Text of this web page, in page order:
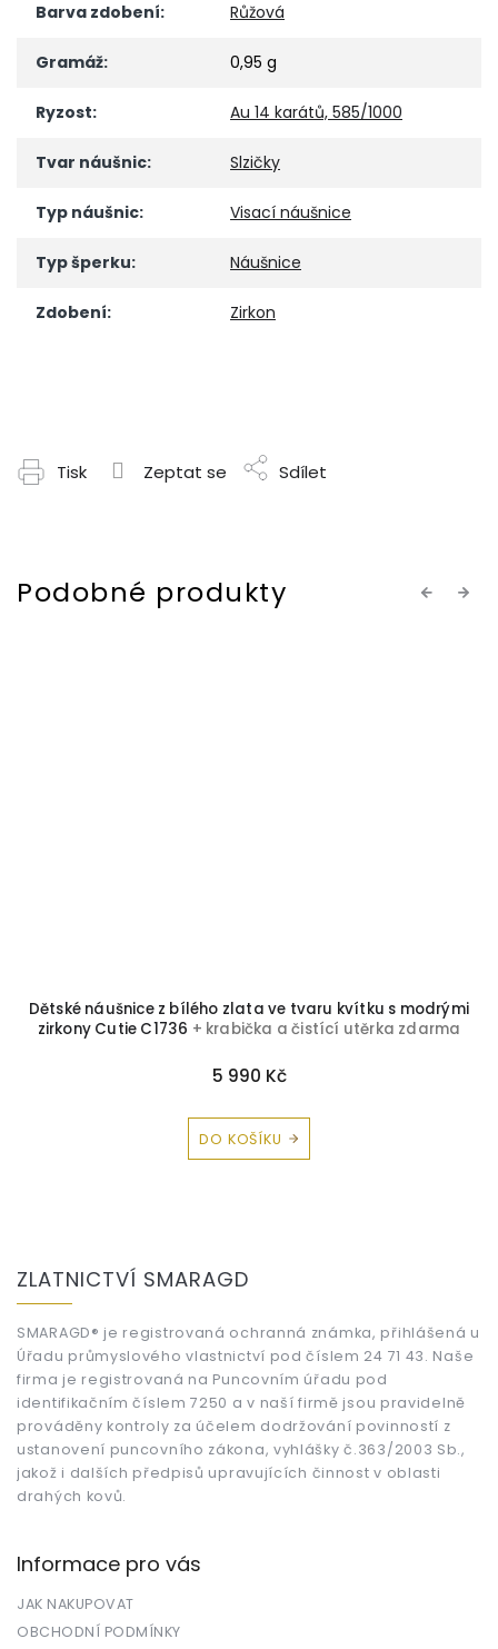
Barva zdobení: Růžová
Gramáž: 0,95 g
Ryzost: Au 14 karátů, 585/1000
Tvar náušnic: Slzičky
Typ náušnic: Visací náušnice
Typ šperku: Náušnice
Zdobení: Zirkon
Tisk Zeptat se Sdílet
Previous
Dětské náušnice z bílého zlata ve tvaru kvítku s modrými
zirkony Cutie C1736 + krabička a čistící utěrka zdarma
5 990 Kč
DO KOŠÍKU
Next
ZLATNICTVÍ SMARAGD
SMARAGD® je registrovaná ochranná známka, přihlášená u
Úřadu průmyslového vlastnictví pod číslem 24 71 43. Naše
firma je registrovaná na Puncovním úřadu pod
identifikačním číslem 7250 a v naší firmě jsou pravidelně
prováděny kontroly za účelem dodržování povinností z
ustanovení puncovního zákona, vyhlášky č.363/2003 Sb.,
jakož i dalších předpisů upravujících činnost v oblasti
drahých kovů.
Informace pro vás
JAK NAKUPOVAT
OBCHODNÍ PODMÍNKY